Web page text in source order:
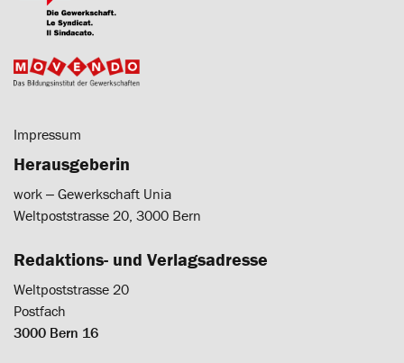
Impressum
Herausgeberin
work ‒ Gewerkschaft Unia
Weltpoststrasse 20, 3000 Bern
Redaktions- und Verlagsadresse
Weltpoststrasse 20
Postfach
3000 Bern 16